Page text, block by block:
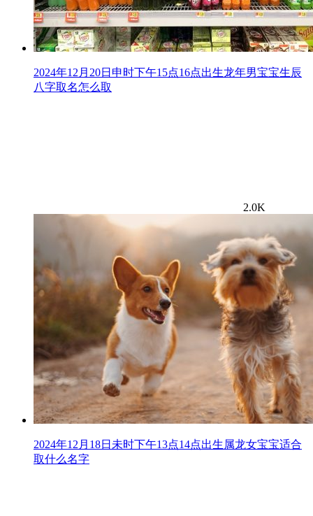
2024年12月20日申时下午15点16点出生龙年男宝宝生辰
八字取名怎么取
2.0K
2024年12月18日未时下午13点14点出生属龙女宝宝适合
取什么名字